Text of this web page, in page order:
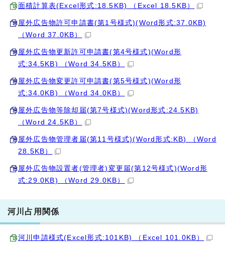
面積計算表(Excel形式:18.5KB) （Excel 18.5KB）
屋外広告物許可申請書(第1号様式)(Word形式:37.0KB)
（Word 37.0KB）
屋外広告物更新許可申請書(第4号様式)(Word形
式:34.5KB) （Word 34.5KB）
屋外広告物変更許可申請書(第5号様式)(Word形
式:34.0KB) （Word 34.0KB）
屋外広告物等除却届(第7号様式)(Word形式:24.5KB)
（Word 24.5KB）
屋外広告物管理者届(第11号様式)(Word形式:KB) （Word
28.5KB）
屋外広告物設置者(管理者)変更届(第12号様式)(Word形
式:29.0KB) （Word 29.0KB）
河川占用関係
河川申請様式(Excel形式:101KB) （Excel 101.0KB）